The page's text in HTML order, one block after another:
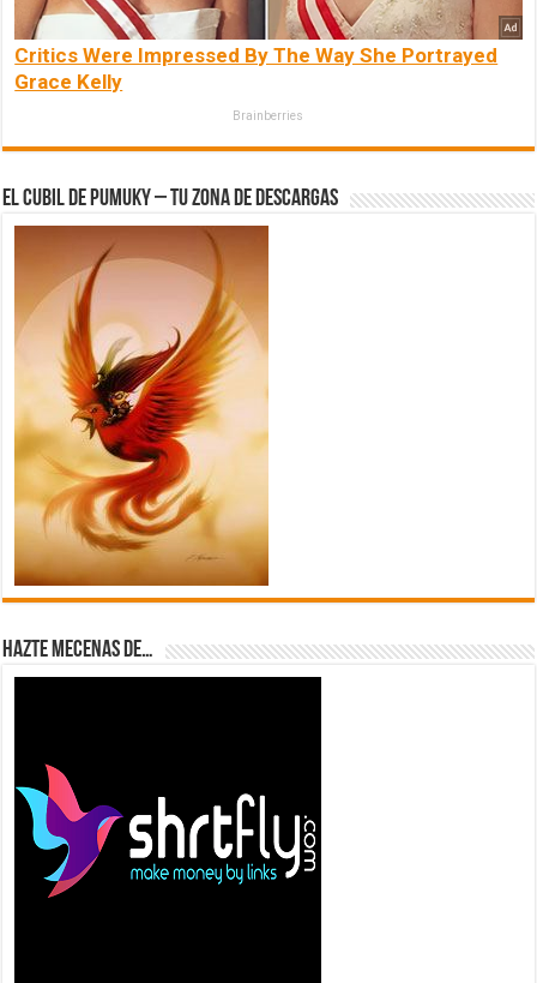
Critics Were Impressed By The Way She Portrayed
Grace Kelly
Brainberries
El Cubil de Pumuky – Tu zona de Descargas
Hazte Mecenas de…